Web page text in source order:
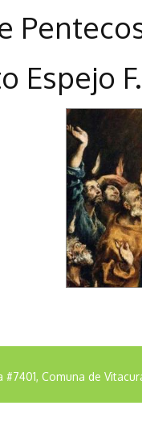
Espejo F.
Comuna de